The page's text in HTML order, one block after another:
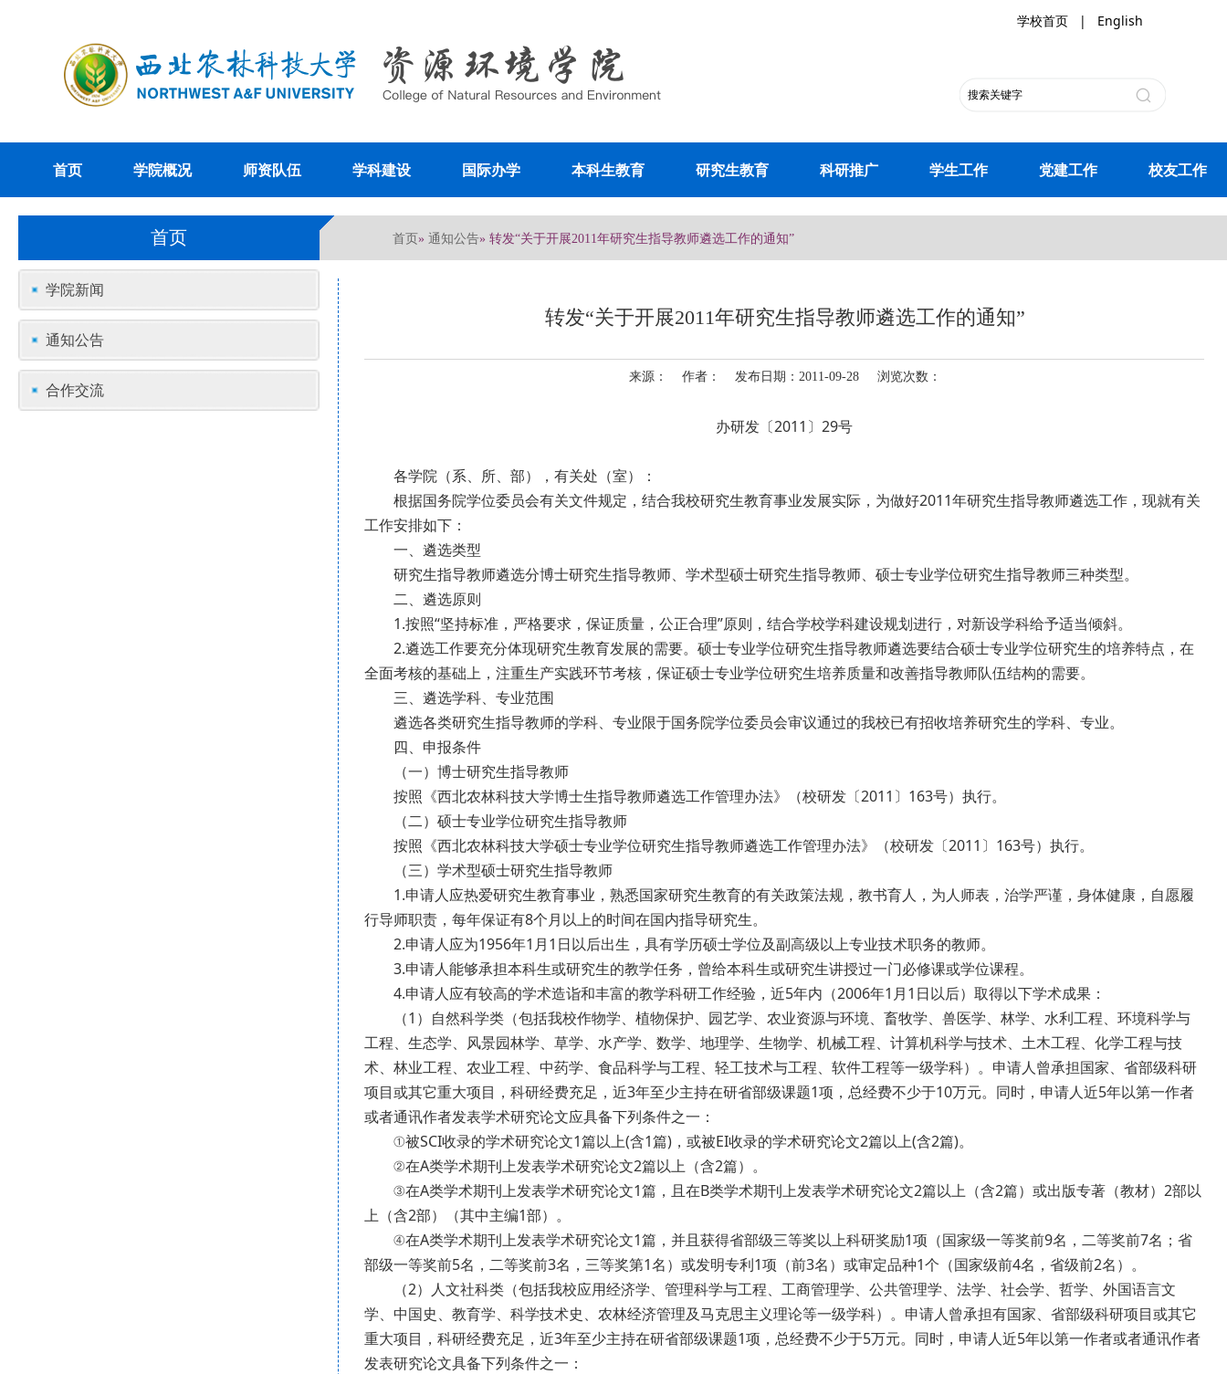
学校首页 | English
首页 学院概况 师资队伍 学科建设 国际办学 本科生教育 研究生教育 科研推广 学生工作 党建工作 校友工作
首页 首页» 通知公告» 转发“关于开展2011年研究生指导教师遴选工作的通知”
学院新闻
通知公告
合作交流
转发“关于开展2011年研究生指导教师遴选工作的通知”
来源： 作者： 发布日期：2011-09-28 浏览次数：
办研发〔2011〕29号
各学院（系、所、部），有关处（室）：
根据国务院学位委员会有关文件规定，结合我校研究生教育事业发展实际，为做好2011年研究生指导教师遴选工作，现就有关
工作安排如下：
一、遴选类型
研究生指导教师遴选分博士研究生指导教师、学术型硕士研究生指导教师、硕士专业学位研究生指导教师三种类型。
二、遴选原则
1.按照“坚持标准，严格要求，保证质量，公正合理”原则，结合学校学科建设规划进行，对新设学科给予适当倾斜。
2.遴选工作要充分体现研究生教育发展的需要。硕士专业学位研究生指导教师遴选要结合硕士专业学位研究生的培养特点，在
全面考核的基础上，注重生产实践环节考核，保证硕士专业学位研究生培养质量和改善指导教师队伍结构的需要。
三、遴选学科、专业范围
遴选各类研究生指导教师的学科、专业限于国务院学位委员会审议通过的我校已有招收培养研究生的学科、专业。
四、申报条件
（一）博士研究生指导教师
按照《西北农林科技大学博士生指导教师遴选工作管理办法》（校研发〔2011〕163号）执行。
（二）硕士专业学位研究生指导教师
按照《西北农林科技大学硕士专业学位研究生指导教师遴选工作管理办法》（校研发〔2011〕163号）执行。
（三）学术型硕士研究生指导教师
1.申请人应热爱研究生教育事业，熟悉国家研究生教育的有关政策法规，教书育人，为人师表，治学严谨，身体健康，自愿履
行导师职责，每年保证有8个月以上的时间在国内指导研究生。
2.申请人应为1956年1月1日以后出生，具有学历硕士学位及副高级以上专业技术职务的教师。
3.申请人能够承担本科生或研究生的教学任务，曾给本科生或研究生讲授过一门必修课或学位课程。
4.申请人应有较高的学术造诣和丰富的教学科研工作经验，近5年内（2006年1月1日以后）取得以下学术成果：
（1）自然科学类（包括我校作物学、植物保护、园艺学、农业资源与环境、畜牧学、兽医学、林学、水利工程、环境科学与
工程、生态学、风景园林学、草学、水产学、数学、地理学、生物学、机械工程、计算机科学与技术、土木工程、化学工程与技
术、林业工程、农业工程、中药学、食品科学与工程、轻工技术与工程、软件工程等一级学科）。申请人曾承担国家、省部级科研
项目或其它重大项目，科研经费充足，近3年至少主持在研省部级课题1项，总经费不少于10万元。同时，申请人近5年以第一作者
或者通讯作者发表学术研究论文应具备下列条件之一：
①被SCI收录的学术研究论文1篇以上(含1篇)，或被EI收录的学术研究论文2篇以上(含2篇)。
②在A类学术期刊上发表学术研究论文2篇以上（含2篇）。
③在A类学术期刊上发表学术研究论文1篇，且在B类学术期刊上发表学术研究论文2篇以上（含2篇）或出版专著（教材）2部以
上（含2部）（其中主编1部）。
④在A类学术期刊上发表学术研究论文1篇，并且获得省部级三等奖以上科研奖励1项（国家级一等奖前9名，二等奖前7名；省
部级一等奖前5名，二等奖前3名，三等奖第1名）或发明专利1项（前3名）或审定品种1个（国家级前4名，省级前2名）。
（2）人文社科类（包括我校应用经济学、管理科学与工程、工商管理学、公共管理学、法学、社会学、哲学、外国语言文
学、中国史、教育学、科学技术史、农林经济管理及马克思主义理论等一级学科）。申请人曾承担有国家、省部级科研项目或其它
重大项目，科研经费充足，近3年至少主持在研省部级课题1项，总经费不少于5万元。同时，申请人近5年以第一作者或者通讯作者
发表研究论文具备下列条件之一：